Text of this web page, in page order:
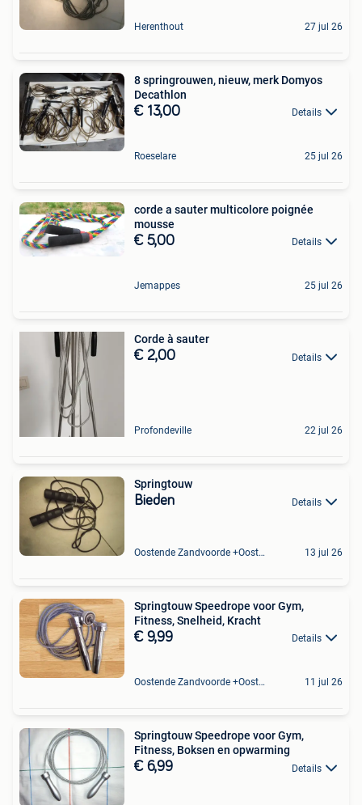
Herenthout 27 jul 26
8 springrouwen, nieuw, merk Domyos
Decathlon
€ 13,00 Details
Roeselare 25 jul 26
corde a sauter multicolore poignée
mousse
€ 5,00 Details
Jemappes 25 jul 26
Corde à sauter
€ 2,00 Details
Profondeville 22 jul 26
Springtouw
Bieden Details
Oostende Zandvoorde +Oostende 13 jul 26
Springtouw Speedrope voor Gym,
Fitness, Snelheid, Kracht
€ 9,99 Details
Oostende Zandvoorde +Oostende 11 jul 26
Springtouw Speedrope voor Gym,
Fitness, Boksen en opwarming
€ 6,99 Details